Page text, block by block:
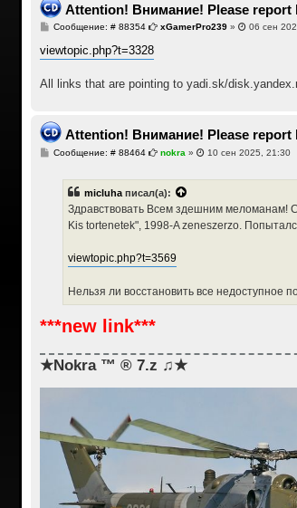
Attention! Внимание! Please report
Сообщение: # 88354 С
о
б
е
н
xGamerPro239 » 06 сен
viewtopic.php?t=3328
All links that are pointing to yadi.sk/
Attention! Внимание! Please report
Сообщение: # 88464 С
щ
е
и
nokra » 10 сен 2025, 21:30
micluhaписал(а):
Здравствовать Всем здешним меломанам!
Kis tortenetek", 1998-A zeneszerzo.
viewtopic.php?t=3569
Нельзя ли восстановить все недоступное
***new link***
★Nokra ™ ® 7.z ♫★